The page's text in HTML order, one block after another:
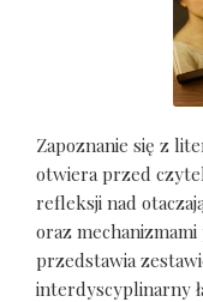
Zapoznanie się z
otwiera przed
refleksji nad
oraz
przedstawia
interdyscyplinarny